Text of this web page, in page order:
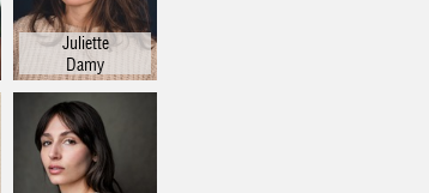
Juliette
Damy